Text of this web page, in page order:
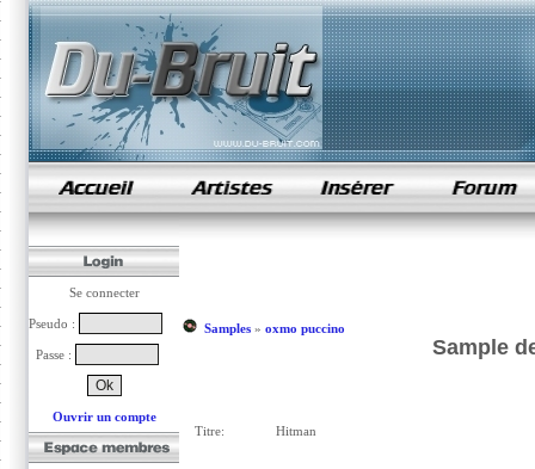
samples de rap
Se connecter
Pseudo :
Passe :
Ouvrir un compte
Samples» oxmo puccino
Sample
Titre: Hitman